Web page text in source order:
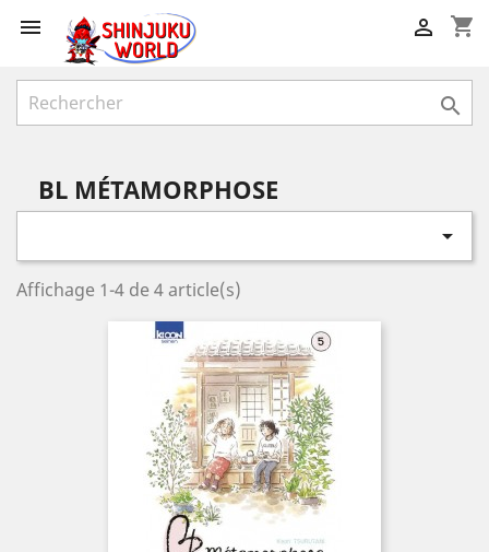
 shopping_cart


BL MÉTAMORPHOSE

Affichage 1-4 de 4 article(s)